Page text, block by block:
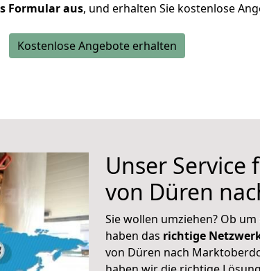
Formular aus, und erhalten Sie kostenlose
Kostenlose Angebote erhalten
Unser Service
von Düren
Sie wollen umziehen? Ob
haben das richtige
von Düren nach